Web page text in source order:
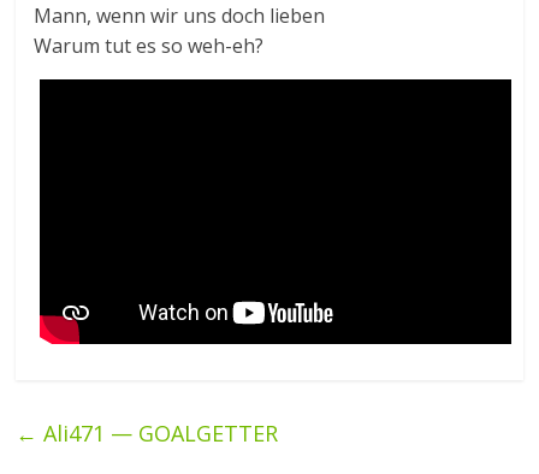
Mann, wenn wir uns doch lieben
Warum tut es so weh-eh?
← Ali471 — GOALGETTER